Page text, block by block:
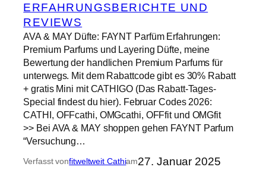
ERFAHRUNGSBERICHTE UND
REVIEWS
AVA & MAY Düfte: FAYNT Parfüm Erfahrungen:
Premium Parfums und Layering Düfte, meine
Bewertung der handlichen Premium Parfums für
unterwegs. Mit dem Rabattcode gibt es 30% Rabatt
+ gratis Mini mit CATHIGO (Das Rabatt-Tages-
Special findest du hier). Februar Codes 2026:
CATHI, OFFcathi, OMGcathi, OFFfit und OMGfit
>> Bei AVA & MAY shoppen gehen FAYNT Parfum
“Versuchung…
Verfasst vonfitweltweit Cathiam27. Januar 2025